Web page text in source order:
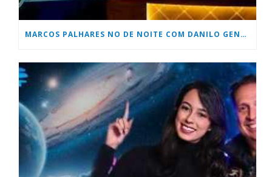
MARCOS PALHARES NO DE NOITE COM DANILO GENTILLI DO SBT